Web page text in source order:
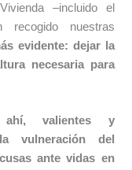
‒incluido el
recogido nuestras
evidente: dejar la
necesaria para
ahí, valientes y
vulneración del
ante vidas en